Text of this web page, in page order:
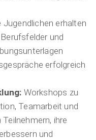
Jugendlichen erhalten
und
erfolgreich
Workshops zu
Teamarbeit und
ihre
und